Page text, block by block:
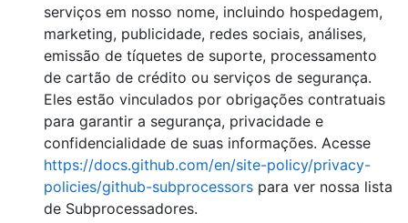
serviços em nosso nome, incluindo hospedagem,
marketing, publicidade, redes sociais, análises,
emissão de tíquetes de suporte, processamento
de cartão de crédito ou serviços de segurança.
Eles estão vinculados por obrigações contratuais
para garantir a segurança, privacidade e
confidencialidade de suas informações. Acesse
https://docs.github.com/en/site-policy/privacy-
policies/github-subprocessors para ver nossa lista
de Subprocessadores.